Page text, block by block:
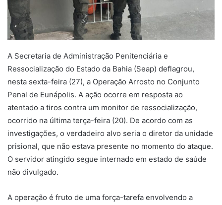
A Secretaria de Administração Penitenciária e
Ressocialização do Estado da Bahia (Seap) deflagrou,
nesta sexta-feira (27), a Operação Arrosto no Conjunto
Penal de Eunápolis. A ação ocorre em resposta ao
atentado a tiros contra um monitor de ressocialização,
ocorrido na última terça-feira (20). De acordo com as
investigações, o verdadeiro alvo seria o diretor da unidade
prisional, que não estava presente no momento do ataque.
O servidor atingido segue internado em estado de saúde
não divulgado.
A operação é fruto de uma força-tarefa envolvendo a